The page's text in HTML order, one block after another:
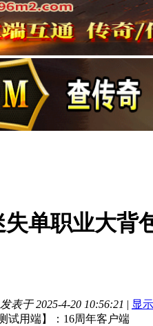
失单职业大背
发表于 2025-4-20 10:56:21 | 显
测试用端】：16周年客户端